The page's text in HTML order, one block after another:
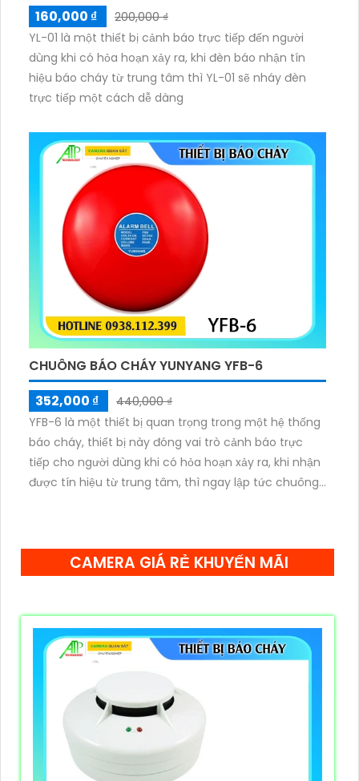
160,000 ₫
200,000 ₫
YL-01 là một thiết bị cảnh báo trực tiếp đến người
dùng khi có hỏa hoạn xảy ra, khi đèn báo nhận tín
hiệu báo cháy từ trung tâm thì YL-01 sẽ nháy đèn
trực tiếp một cách dễ dàng
CHUÔNG BÁO CHÁY YUNYANG YFB-6
352,000 ₫
440,000 ₫
YFB-6 là một thiết bị quan trọng trong một hệ thống
báo cháy, thiết bị này đóng vai trò cảnh báo trực
tiếp cho người dùng khi có hỏa hoạn xảy ra, khi nhận
được tín hiệu từ trung tâm, thì ngay lập tức chuông
CAMERA GIÁ RẺ KHUYẾN MÃI